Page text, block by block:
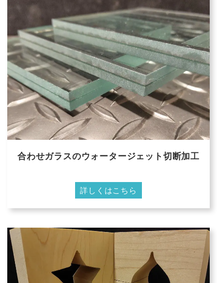
合わせガラスのウォータージェット切断加工
詳しくはこちら